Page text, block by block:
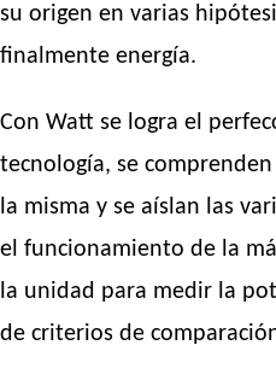
su origen en varias
finalmente energía.
Con Watt se logra el
tecnología, se
la misma y se aíslan las
el funcionamiento de la
la unidad para medir la
de criterios de